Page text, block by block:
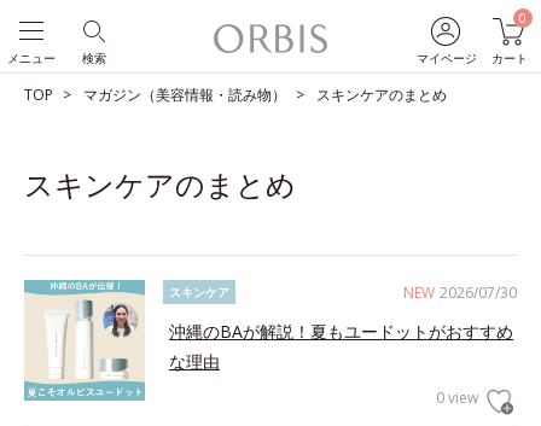
マイページ
0
カート
検索
メニュー
TOP マガジン（美容情報・読み物） スキンケアのまとめ
スキンケアのまとめ
NEW 2026/07/30
スキンケア
沖縄のBAが解説！夏もユードットがおすすめ
な理由
0 view